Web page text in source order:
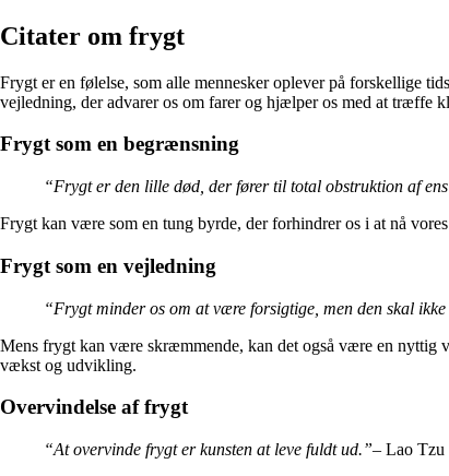
Citater om frygt
Frygt er en følelse, som alle mennesker oplever på forskellige
vejledning, der advarer os om farer og hjælper os med at træffe
Frygt som en begrænsning
“Frygt er den lille død, der fører til total obstruktion af
Frygt kan være som en tung byrde, der forhindrer os i at nå
Frygt som en vejledning
“Frygt minder os om at være forsigtige, men den skal
Mens frygt kan være skræmmende, kan det også være en nyttig
vækst og udvikling.
Overvindelse af frygt
“At overvinde frygt er kunsten at leve fuldt ud.”– Lao Tzu